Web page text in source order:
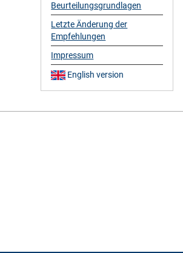
Beurteilungsgrundlagen
Letzte Änderung der
Empfehlungen
Impressum
English version